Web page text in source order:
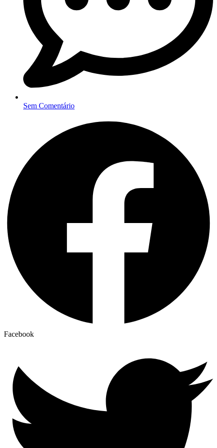
Sem Comentário
Facebook